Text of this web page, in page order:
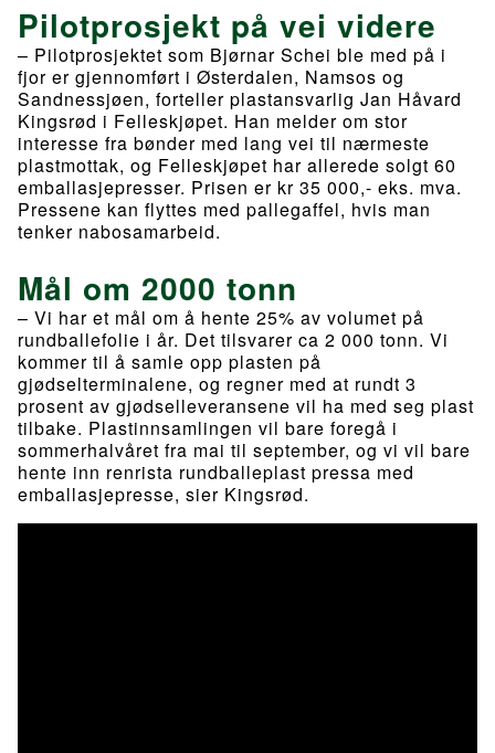
Pilotprosjekt på vei videre
– Pilotprosjektet som Bjørnar Schei ble med på i
fjor er gjennomført i Østerdalen, Namsos og
Sandnessjøen, forteller plastansvarlig Jan Håvard
Kingsrød i Felleskjøpet. Han melder om stor
interesse fra bønder med lang vei til nærmeste
plastmottak, og Felleskjøpet har allerede solgt 60
emballasjepresser. Prisen er kr 35 000,- eks. mva.
Pressene kan flyttes med pallegaffel, hvis man
tenker nabosamarbeid.
Mål om 2000 tonn
– Vi har et mål om å hente 25% av volumet på
rundballefolie i år. Det tilsvarer ca 2 000 tonn. Vi
kommer til å samle opp plasten på
gjødselterminalene, og regner med at rundt 3
prosent av gjødselleveransene vil ha med seg plast
tilbake. Plastinnsamlingen vil bare foregå i
sommerhalvåret fra mai til september, og vi vil bare
hente inn renrista rundballeplast pressa med
emballasjepresse, sier Kingsrød.